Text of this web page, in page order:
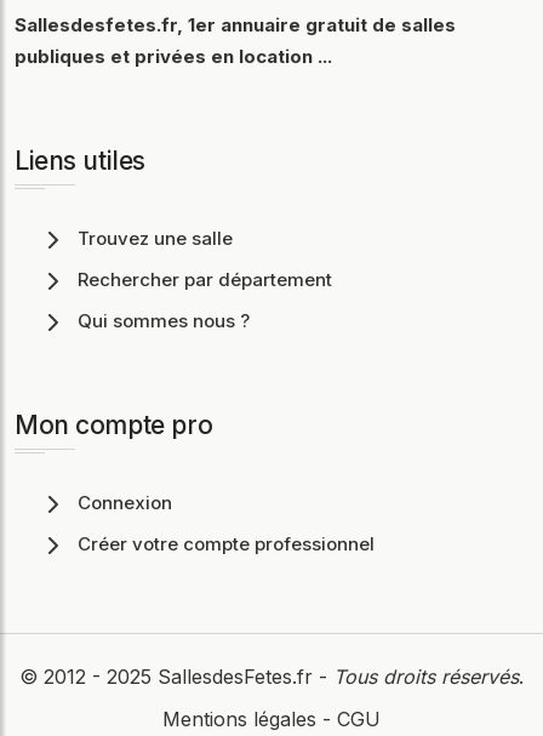
Sallesdesfetes.fr, 1er annuaire gratuit de salles
publiques et privées en location ...
Liens utiles
Trouvez une salle
Rechercher par département
Qui sommes nous ?
Mon compte pro
Connexion
Créer votre compte professionnel
© 2012 - 2025 SallesdesFetes.fr - Tous droits réservés.
Mentions légales - CGU